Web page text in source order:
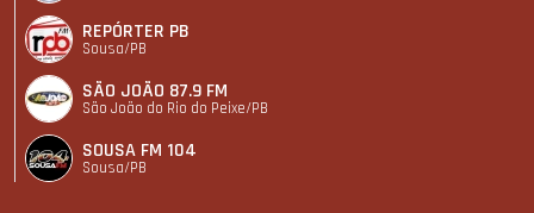
REPÓRTER PB
Sousa/PB
SÃO JOÃO 87.9 FM
São João do Rio do Peixe/PB
SOUSA FM 104
Sousa/PB